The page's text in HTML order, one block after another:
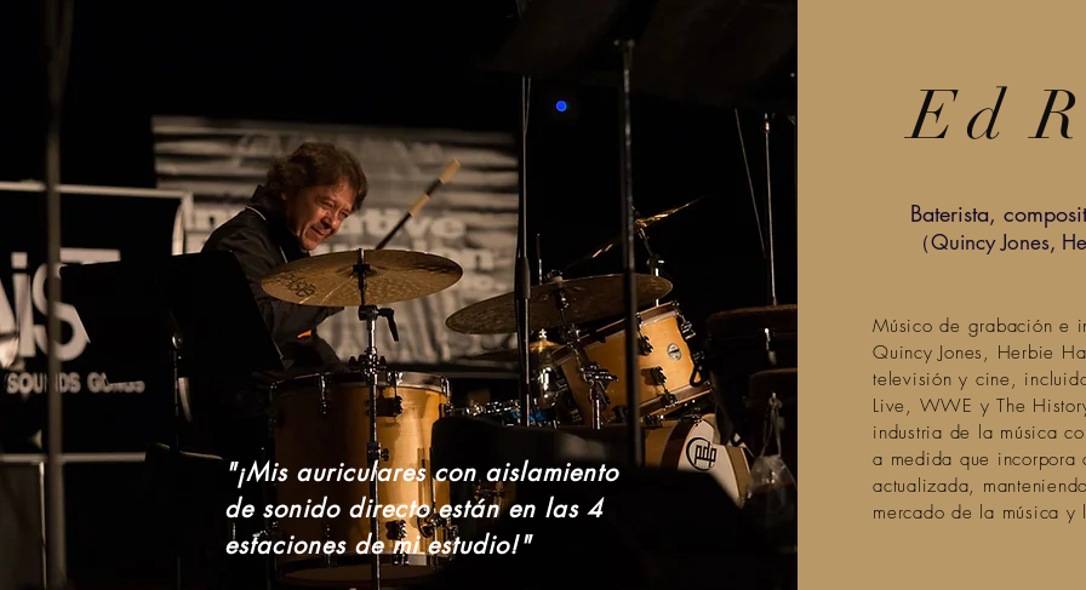
"¡Mis auriculares con aislamiento
de sonido directo están en las 4
estaciones de mi estudio!"
Ed
Baterista,
（Quincy Jones,
Músico de grabación e
Quincy Jones, Herbie
televisión y cine,
Live, WWE y The
industria de la música
a medida que incorpora
actualizada,
mercado de la música y